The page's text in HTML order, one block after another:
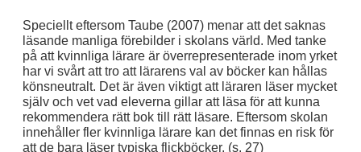
Speciellt eftersom Taube (2007) menar att det saknas
läsande manliga förebilder i skolans värld. Med tanke
på att kvinnliga lärare är överrepresenterade inom yrket
har vi svårt att tro att lärarens val av böcker kan hållas
könsneutralt. Det är även viktigt att läraren läser mycket
själv och vet vad eleverna gillar att läsa för att kunna
rekommendera rätt bok till rätt läsare. Eftersom skolan
innehåller fler kvinnliga lärare kan det finnas en risk för
att de bara läser typiska flickböcker. (s. 27)